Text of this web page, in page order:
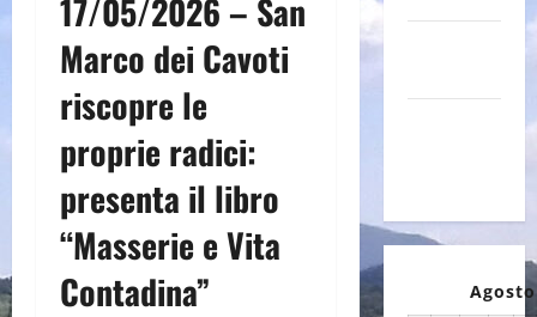
17/05/2026 – San
Marco dei Cavoti
riscopre le
proprie radici:
presenta il libro
“Masserie e Vita
Contadina”